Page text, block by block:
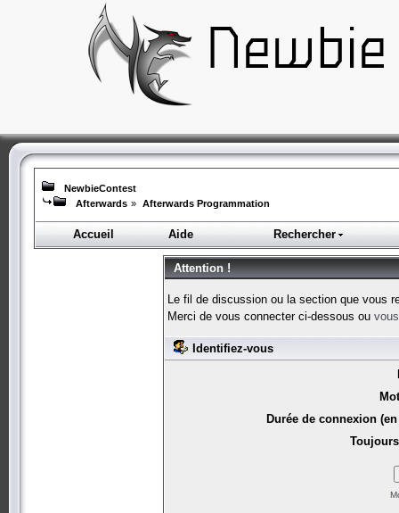
NewbieContest
Afterwards » Afterwards Programmation
Accueil Aide Rechercher
Attention !
Le fil de discussion ou la section que vous
Merci de vous connecter ci-dessous ou
Identifiez-vous
Durée de connexion